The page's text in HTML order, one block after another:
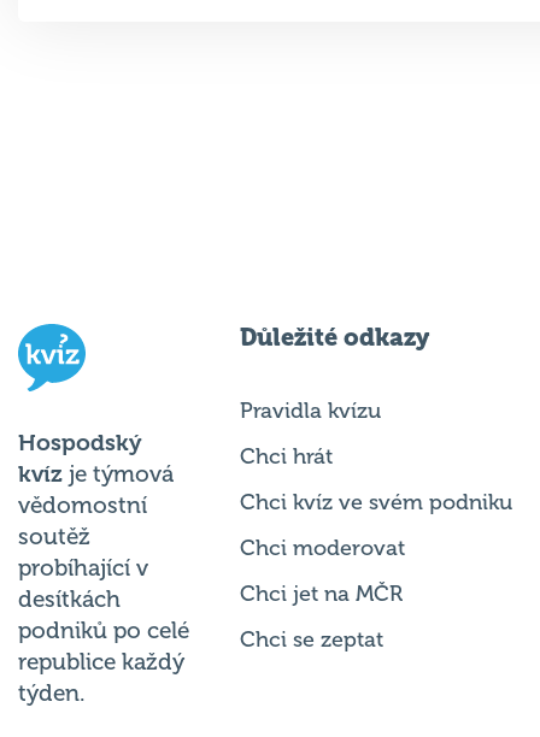
Hospodský
kvíz je týmová
vědomostní
soutěž
probíhající v
desítkách
podniků po celé
republice každý
týden.
Důležité odkazy
Pravidla kvízu
Chci hrát
Chci kvíz ve svém podniku
Chci moderovat
Chci jet na MČR
Chci se zeptat